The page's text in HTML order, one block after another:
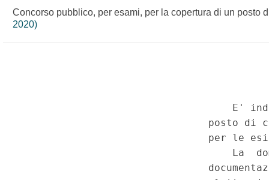
Concorso pubblico, per esami, per la copertura di un posto
2020)